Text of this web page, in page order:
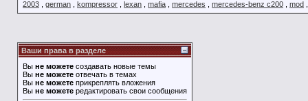
2003
german kompressor lexan mafia mercedes mercedes-benz c200 mod
Ваши права в разделе
Вы не можете создавать новые темы
Вы не можете отвечать в темах
Вы не можете прикреплять вложения
Вы не можете редактировать свои сообщения